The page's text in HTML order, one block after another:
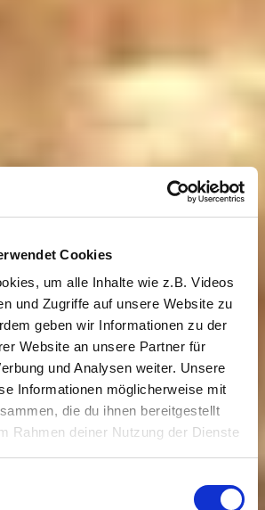
Cookies
um alle Inhalte wie z.B. Videos
und Zugriffe auf unsere Website zu
geben wir Informationen zu der
Website an unsere Partner für
und Analysen weiter. Unsere
Informationen möglicherweise mit
die du ihnen bereitgestellt
Rahmen deiner Nutzung der Dienste